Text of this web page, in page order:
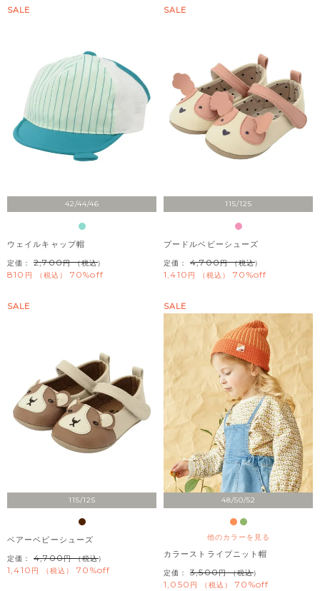
42/44/46
SALE
ウェイルキャップ帽
定価： 2,700 （税込）
810 税込 70%off
115/125
SALE
プードルベビーシューズ
定価： 4,700 （税込）
1,410 税込 70%off
115/125
SALE
ベアーベビーシューズ
定価： 4,700 （税込）
1,410 税込 70%off
48/50/52
他のカラーを見る
SALE
カラーストライプニット帽
定価： 3,500 （税込）
1,050 税込 70%off